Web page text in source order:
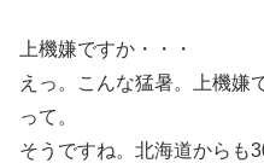
上機嫌ですか・・・
えっ。こんな猛暑。上機嫌
って。
そうですね。北海道からも